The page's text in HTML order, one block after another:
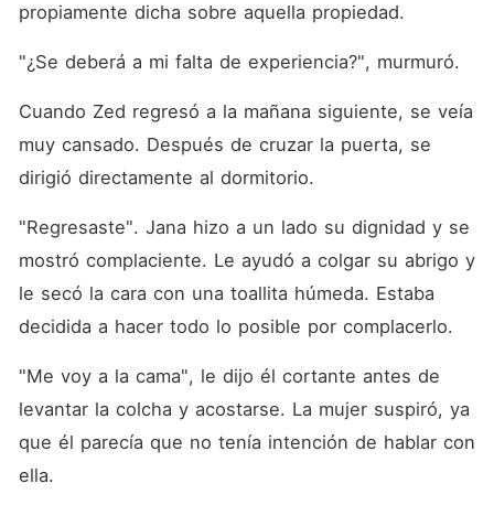
propiamente dicha sobre aquella propiedad.
"¿Se deberá a mi falta de experiencia?", murmuró.
Cuando Zed regresó a la mañana siguiente, se veía
muy cansado. Después de cruzar la puerta, se
dirigió directamente al dormitorio.
"Regresaste". Jana hizo a un lado su dignidad y se
mostró complaciente. Le ayudó a colgar su abrigo y
le secó la cara con una toallita húmeda. Estaba
decidida a hacer todo lo posible por complacerlo.
"Me voy a la cama", le dijo él cortante antes de
levantar la colcha y acostarse. La mujer suspiró, ya
que él parecía que no tenía intención de hablar con
ella.